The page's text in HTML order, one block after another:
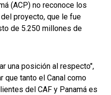
(ACP) no reconoce los
proyecto, que le fue
de 5.250 millones de
una posición al respecto",
que tanto el Canal como
del CAF y Panamá es